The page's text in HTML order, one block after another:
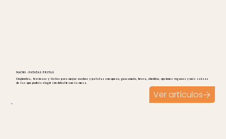
Crujientes, traviesos y listos para mojar: nachos y patatas con queso, guacamole, brava, cheddar, opciones veganas y más salsas
de las que podrás elegir sin debatir con la mesa.
NACHO - PATATAS FRITAS
Ver artículos